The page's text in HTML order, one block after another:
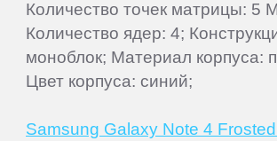
Количество точек матрицы: 5
Количество ядер: 4;
моноблок; Материал корпуса:
Цвет корпуса: синий;
Samsung Galaxy Note 4